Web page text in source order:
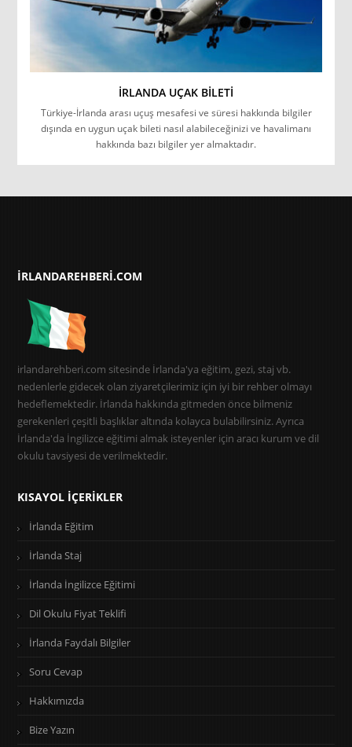
İRLANDA UÇAK BILETI
Türkiye-İrlanda arası uçuş mesafesi ve süresi hakkında bilgiler
dışında en uygun uçak bileti nasıl alabileceğinizi ve havalimanı
hakkında bazı bilgiler yer almaktadır.
IRLANDAREHBERI.COM
irlandarehberi.com sitesinde İrlanda'ya eğitim, gezi, staj vb.
nedenlerle gidecek olan ziyaretçilerimiz için iyi bir rehber olmayı
hedeflemektedir. İrlanda hakkında gitmeden önce bilmeniz
gerekenleri çeşitli başlıklar altında kolayca bulabilirsiniz. Ayrıca
İrlanda'da İngilizce eğitimi almak isteyenler için aracı kurum ve dil
okulu tavsiyesi de verilmektedir.
KISAYOL İÇERIKLER
İrlanda Eğitim
İrlanda Staj
İrlanda İngilizce Eğitimi
Dil Okulu Fiyat Teklifi
İrlanda Faydalı Bilgiler
Soru Cevap
Hakkımızda
Bize Yazın